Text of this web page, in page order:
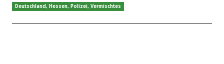
Deutschland, Hessen, Polizei, Vermischtes